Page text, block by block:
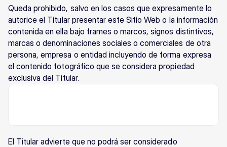
Queda prohibido, salvo en los casos que expresamente lo
autorice el Titular presentar este Sitio Web o la información
contenida en ella bajo frames o marcos, signos distintivos,
marcas o denominaciones sociales o comerciales de otra
persona, empresa o entidad incluyendo de forma expresa
el contenido fotográfico que se considera propiedad
exclusiva del Titular.
El Titular advierte que no podrá ser considerado